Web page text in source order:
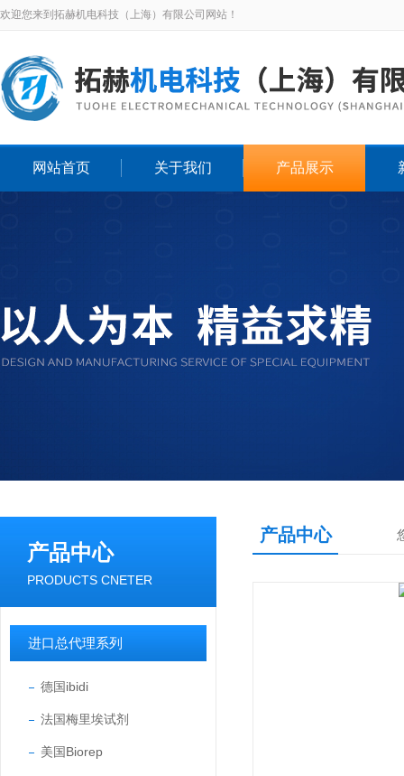
欢迎您来到拓赫机电科技（上海）有限公司网站！
网站首页 关于我们 产品展示
产品中心
PRODUCTS CNETER
进口总代理系列
德国ibidi
法国梅里埃试剂
美国Biorep
产品中心